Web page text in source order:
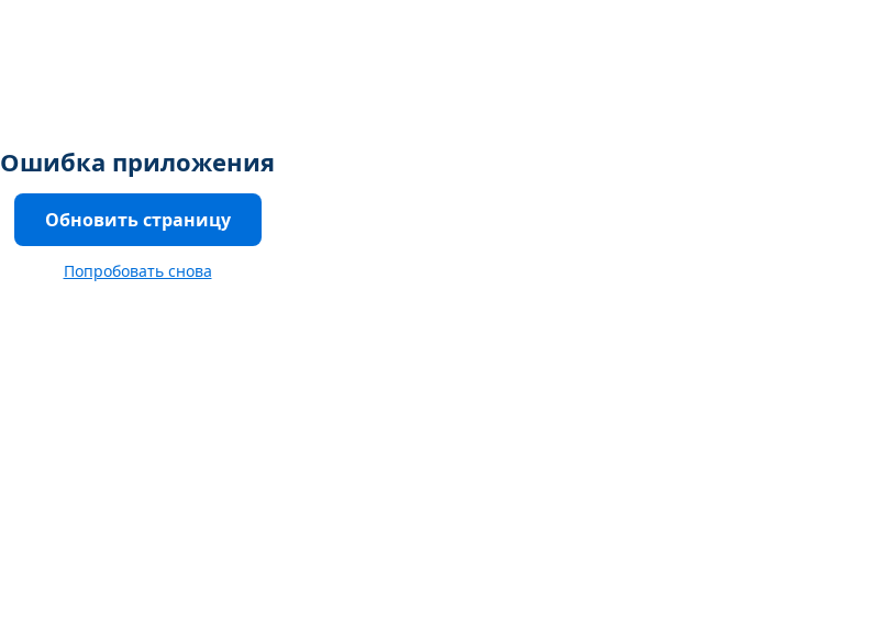
Ошибка приложения
Обновить страницу
Попробовать снова